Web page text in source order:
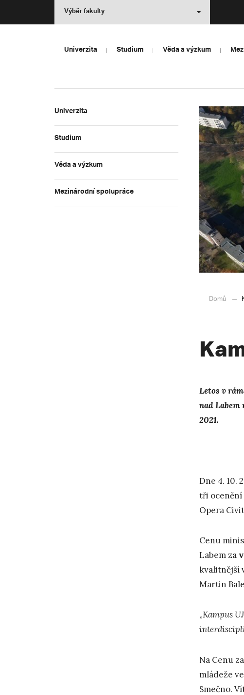
Výběr fakulty
Univerzita Studium Věda a výzkum
Univerzita
Studium
Věda a výzkum
Mezinárodní spolupráce
Domů
Letos v
nad
2021.
Dne 4. 10.
tři ocenění
Opera
Cenu
Labem za
kvalitnější
Martin
„Kampus
Na Cenu
mládeže
Smečno.